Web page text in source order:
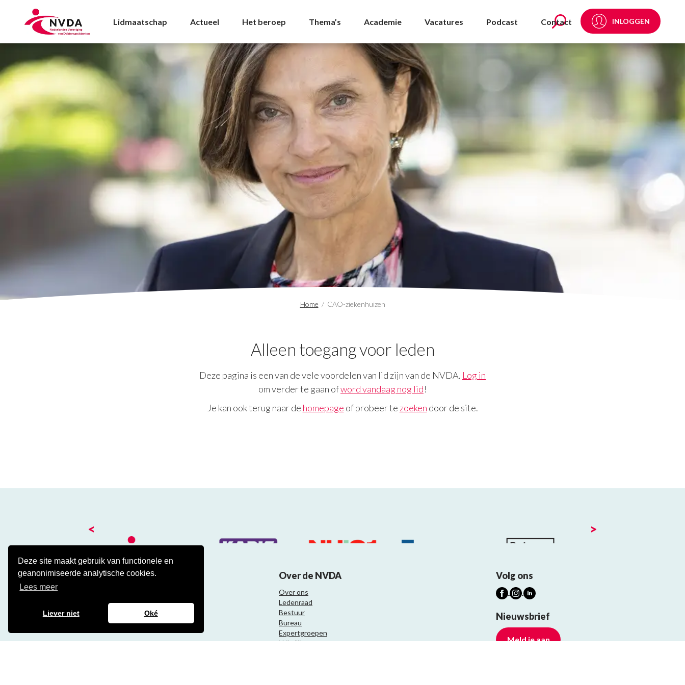
Deze site maakt gebruik van functionele en
geanonimiseerde analytische cookies.
Lees meer
Liever niet Oké
CAO-ziekenhuizen Archives - NVDA
Lidmaatschap Actueel Het beroep Thema’s Academie Vacatures Podcast Contact INLOGGEN
Home / CAO-ziekenhuizen
Alleen toegang voor leden
Deze pagina is een van de vele voordelen van lid zijn van de NVDA. Log in
om verder te gaan ofword vandaag nog lid!
Je kan ook terug naar de homepage of probeer te zoeken door de site.
< >
Kantoor
3743 KE Baarn
Contact
Over de NVDA
Over ons
Ledenraad
Bestuur
Bureau
Expertgroepen
Vrijwilligers
Volg ons
Nieuwsbrief
Meld je aan